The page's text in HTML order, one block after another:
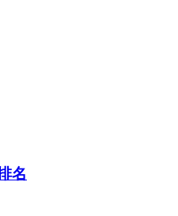
名